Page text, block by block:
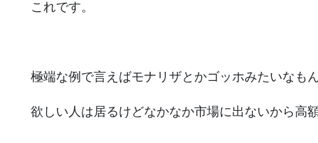
これです。
極端な例で言えばモナリザとかゴッホみたいなもん
欲しい人は居るけどなかなか市場に出ないから高